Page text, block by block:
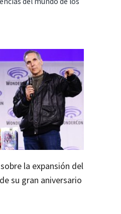
la expansión del
su gran aniversario